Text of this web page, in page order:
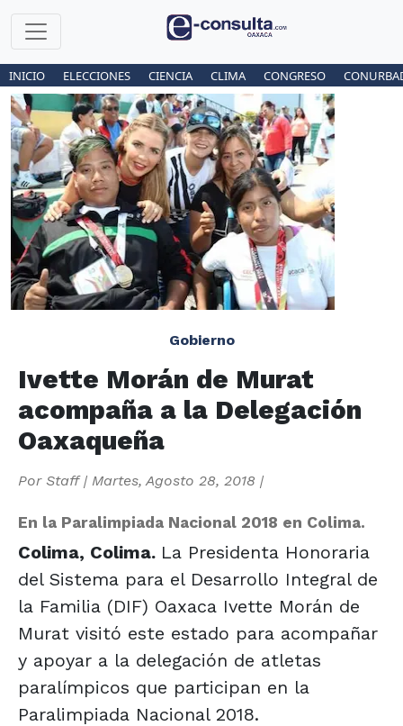
INICIO ELECCIONES CIENCIA CLIMA CONGRESO
Gobierno
Ivette Morán de Murat
acompaña a la Delegación
Oaxaqueña
Por Staff| Martes, Agosto 28, 2018 |
En la Paralimpiada Nacional 2018 en Colima.
Colima, Colima. La Presidenta Honoraria
del Sistema para el Desarrollo Integral de
la Familia (DIF) Oaxaca Ivette Morán de
Murat visitó este estado para acompañar
y apoyar a la delegación de atletas
paralímpicos que participan en la
Paralimpiada Nacional 2018.